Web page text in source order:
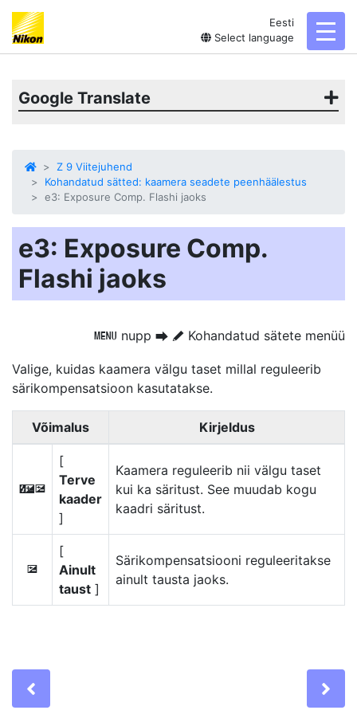
Eesti
Select language
Google Translate
Z 9 Viitejuhend
Kohandatud sätted: kaamera seadete peenhäälestus
e3: Exposure Comp. Flashi jaoks
e3: Exposure Comp.
Flashi jaoks
G nupp U A Kohandatud sätete menüü
Valige, kuidas kaamera välgu taset millal reguleerib
särikompensatsioon kasutatakse.
Võimalus Kirjeldus
YE
[
Terve
kaader
]
Kaamera reguleerib nii välgu taset
kui ka säritust. See muudab kogu
kaadri säritust.
E
[
Ainult
taust ]
Särikompensatsiooni reguleeritakse
ainult tausta jaoks.